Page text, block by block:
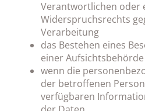
Verantwortlichen oder
Widerspruchsrechts
Verarbeitung
das Bestehen eines
einer Aufsichtsbehörde
wenn die
der betroffenen
verfügbaren